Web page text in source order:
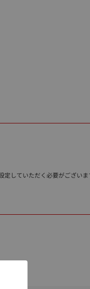
していただく必要がございま